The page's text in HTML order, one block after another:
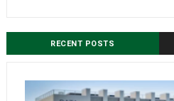
RECENT POSTS